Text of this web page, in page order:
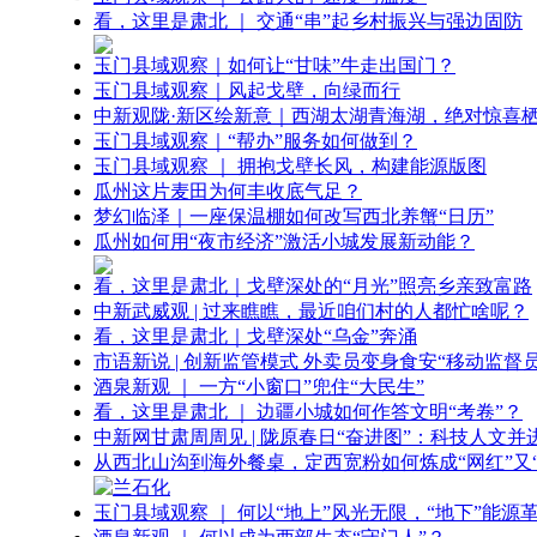
看，这里是肃北 ｜ 交通“串”起乡村振兴与强边固防
玉门县域观察｜如何让“甘味”牛走出国门？
玉门县域观察｜风起戈壁，向绿而行
中新观陇·新区绘新意｜西湖太湖青海湖，绝对惊喜
玉门县域观察｜“帮办”服务如何做到？
玉门县域观察 ｜ 拥抱戈壁长风，构建能源版图
瓜州这片麦田为何丰收底气足？
梦幻临泽｜一座保温棚如何改写西北养蟹“日历”
瓜州如何用“夜市经济”激活小城发展新动能？
看，这里是肃北｜戈壁深处的“月光”照亮乡亲致富路
中新武威观 | 过来瞧瞧，最近咱们村的人都忙啥呢？
看，这里是肃北｜戈壁深处“乌金”奔涌
市语新说 | 创新监管模式 外卖员变身食安“移动监督
酒泉新观 ｜ 一方“小窗口”兜住“大民生”
看，这里是肃北 ｜ 边疆小城如何作答文明“考卷”？
中新网甘肃周周见 | 陇原春日“奋进图”：科技人文并
从西北山沟到海外餐桌，定西宽粉如何炼成“网红”又
玉门县域观察 ｜ 何以“地上”风光无限，“地下”能源